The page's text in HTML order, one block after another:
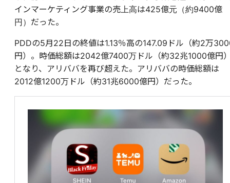
インマーケティング事業の売上高は425億元（約9400億
円）だった。
PDDの5月22日の終値は1.13％高の147.09ドル（約2万
円）。時価総額は2042億7400万ドル（約32兆1000億円
となり、アリババを再び超えた。アリババの時価総額は
2012億1200万ドル（約31兆6000億円）だった。